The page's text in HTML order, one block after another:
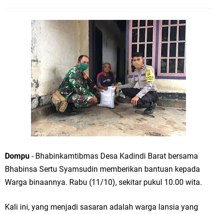
Dompu - Bhabinkamtibmas Desa Kadindi Barat bersama
Bhabinsa Sertu Syamsudin memberikan bantuan kepada
Warga binaannya. Rabu (11/10), sekitar pukul 10.00 wita.
Kali ini, yang menjadi sasaran adalah warga lansia yang